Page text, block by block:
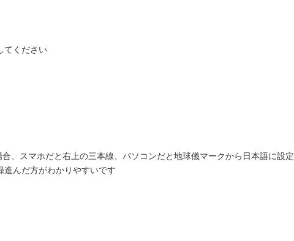
てください
、スマホだと右上の三本線、パソコンだと地球儀マークから日本語に設定
んだ方がわかりやすいです